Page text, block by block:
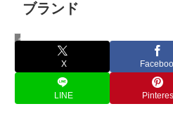
ブランド
美容・健康
X
LINE